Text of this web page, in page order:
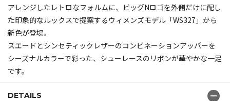
アレンジしたレトロなフォルムに、ビッグNロゴを外側だけに配し
た印象的なルックスで提案するウィメンズモデル「WS327」から
新色が登場。
スエードとシンセティックレザーのコンビネーションアッパーを
シーズナルカラーで彩った、シューレースのリボンが華やかな一足
です。
DETAILS